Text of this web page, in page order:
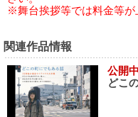
※舞台挨拶等では料金等が
関連作品情報
公開中
どこ